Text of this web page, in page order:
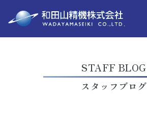
STAFF BLOG
スタッフブログ